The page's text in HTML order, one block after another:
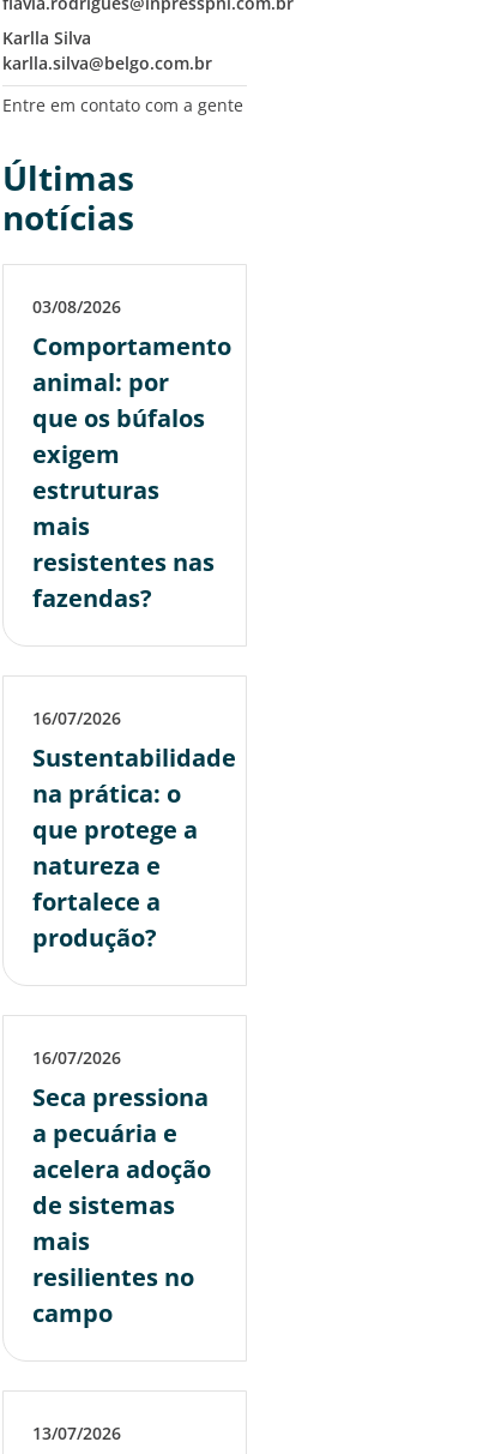
Karlla Silva
karlla.silva@belgo.com.br
Entre em contato com a gente
Últimas
notícias
03/08/2026
Comportamento
animal: por
que os búfalos
exigem
estruturas
mais
resistentes nas
fazendas?
16/07/2026
Sustentabilidade
na prática: o
que protege a
natureza e
fortalece a
produção?
16/07/2026
Seca pressiona
a pecuária e
acelera adoção
de sistemas
mais
resilientes no
campo
13/07/2026